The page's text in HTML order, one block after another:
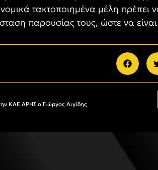
τακτοποιημένα μέλη
παρουσίας τους, ώστε να
ΚΑΕ ΑΡΗΣ ο Γιώργος Αιγίδης